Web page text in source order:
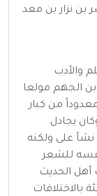
بن نزار بن معد
والأدب
بن الجهم مولعا
من كبار
يجادل
نشأ على ولكنه
نفسه للشعر
الحديث
بالاختلافات